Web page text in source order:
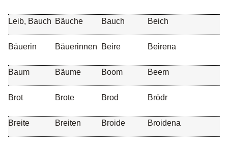
Leib, Bauch Bäuche Bauch Beich
Bäuerin Bäuerinnen Beire Beirena
Baum Bäume Boom Beem
Brot Brote Brod Brödr
Breite Breiten Broide Broidena